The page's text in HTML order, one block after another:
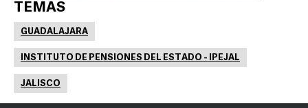
TEMAS
GUADALAJARA
INSTITUTO DE PENSIONES DEL ESTADO - IPEJAL
JALISCO